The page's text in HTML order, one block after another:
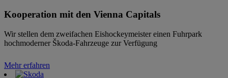
Kooperation mit den Vienna Capitals
Wir stellen dem zweifachen Eishockeymeister einen Fuhrpark
hochmoderner Škoda-Fahrzeuge zur Verfügung
Mehr erfahren